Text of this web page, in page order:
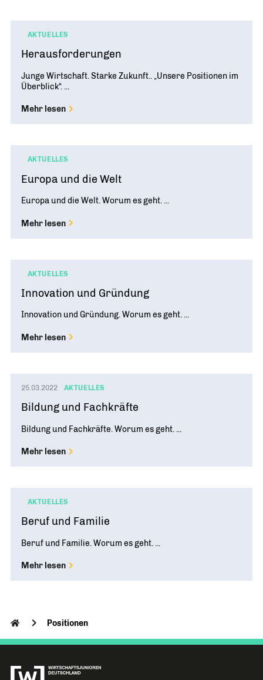
Geschichte
Partner
Deutsche Industrie- und Handelskammer (DIHK)
Junior Chamber International (JCI)
WJD TRAINING
Ein Tag Azubi
Wirtschaftswissen im Wettbewerb (w³)
CYE
Beruf und Familie
Magazin
AKTUELLES
Herausforderungen
Junge Wirtschaft. Starke Zukunft.. „Unsere Positionen im
Überblick“. ...
Mehr lesen
AKTUELLES
Europa und die Welt
Europa und die Welt. Worum es geht. ...
Mehr lesen
AKTUELLES
Innovation und Gründung
Innovation und Gründung. Worum es geht. ...
Mehr lesen
25.03.2022 AKTUELLES
Bildung und Fachkräfte
Bildung und Fachkräfte. Worum es geht. ...
Mehr lesen
AKTUELLES
Beruf und Familie
Beruf und Familie. Worum es geht. ...
Mehr lesen
Positionen